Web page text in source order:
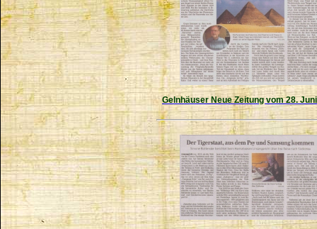
Gelnhäuser Neue Zeitung vom 28.